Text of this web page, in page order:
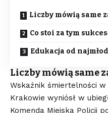
Liczby mówią same
Co stoi za tym
Edukacja od
Liczby mówią same
Wskaźnik śmiertelności
Krakowie wyniósł w
Komenda Miejska Policji